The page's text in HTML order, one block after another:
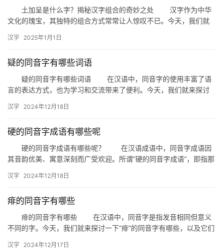
土加呈是什么字？揭秘汉字组合的奇妙之处 汉字作为中华
文化的瑰宝，其独特的组合方式常常让人惊叹不已。今天，我们就
众…
汉字 2025年1月1日
疑的同音字有哪些词语
疑的同音字有哪些词语 在汉语中，同音字的使用丰富了语
言的表达方式，也为学习和交流带来了便利。今天，我们就来探讨
汉字 2024年12月18日
硬的同音字成语有哪些呢
硬的同音字成语有哪些呢？ 在汉语成语中，同音字成语因
其音韵优美、寓意深刻而广受欢迎。所谓“硬的同音字成语”，即指那
汉字 2024年12月18日
痱的同音字有哪些
痱的同音字有哪些 在汉语中，同音字是指发音相同但意义
不同的字。今天，我们就来探讨一下“痱”的同音字有哪些，以及它们
汉字 2024年12月17日